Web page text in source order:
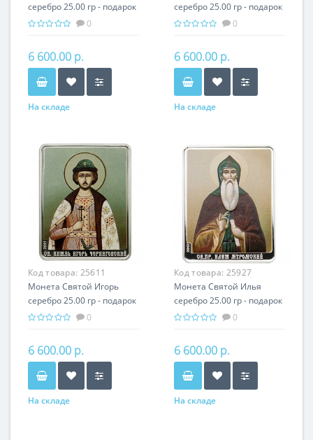
серебро 25.00 гр - подарок
икона имени0
6 600.00 р.
На складе
серебро 25.00 гр - подарок
икона имени0
6 600.00 р.
На складе
Код товара: 25611
Монета Святой Игорь
серебро 25.00 гр - подарок
икона имени0
6 600.00 р.
На складе
Код товара: 25927
Монета Святой Илья
серебро 25.00 гр - подарок
икона имени0
6 600.00 р.
На складе